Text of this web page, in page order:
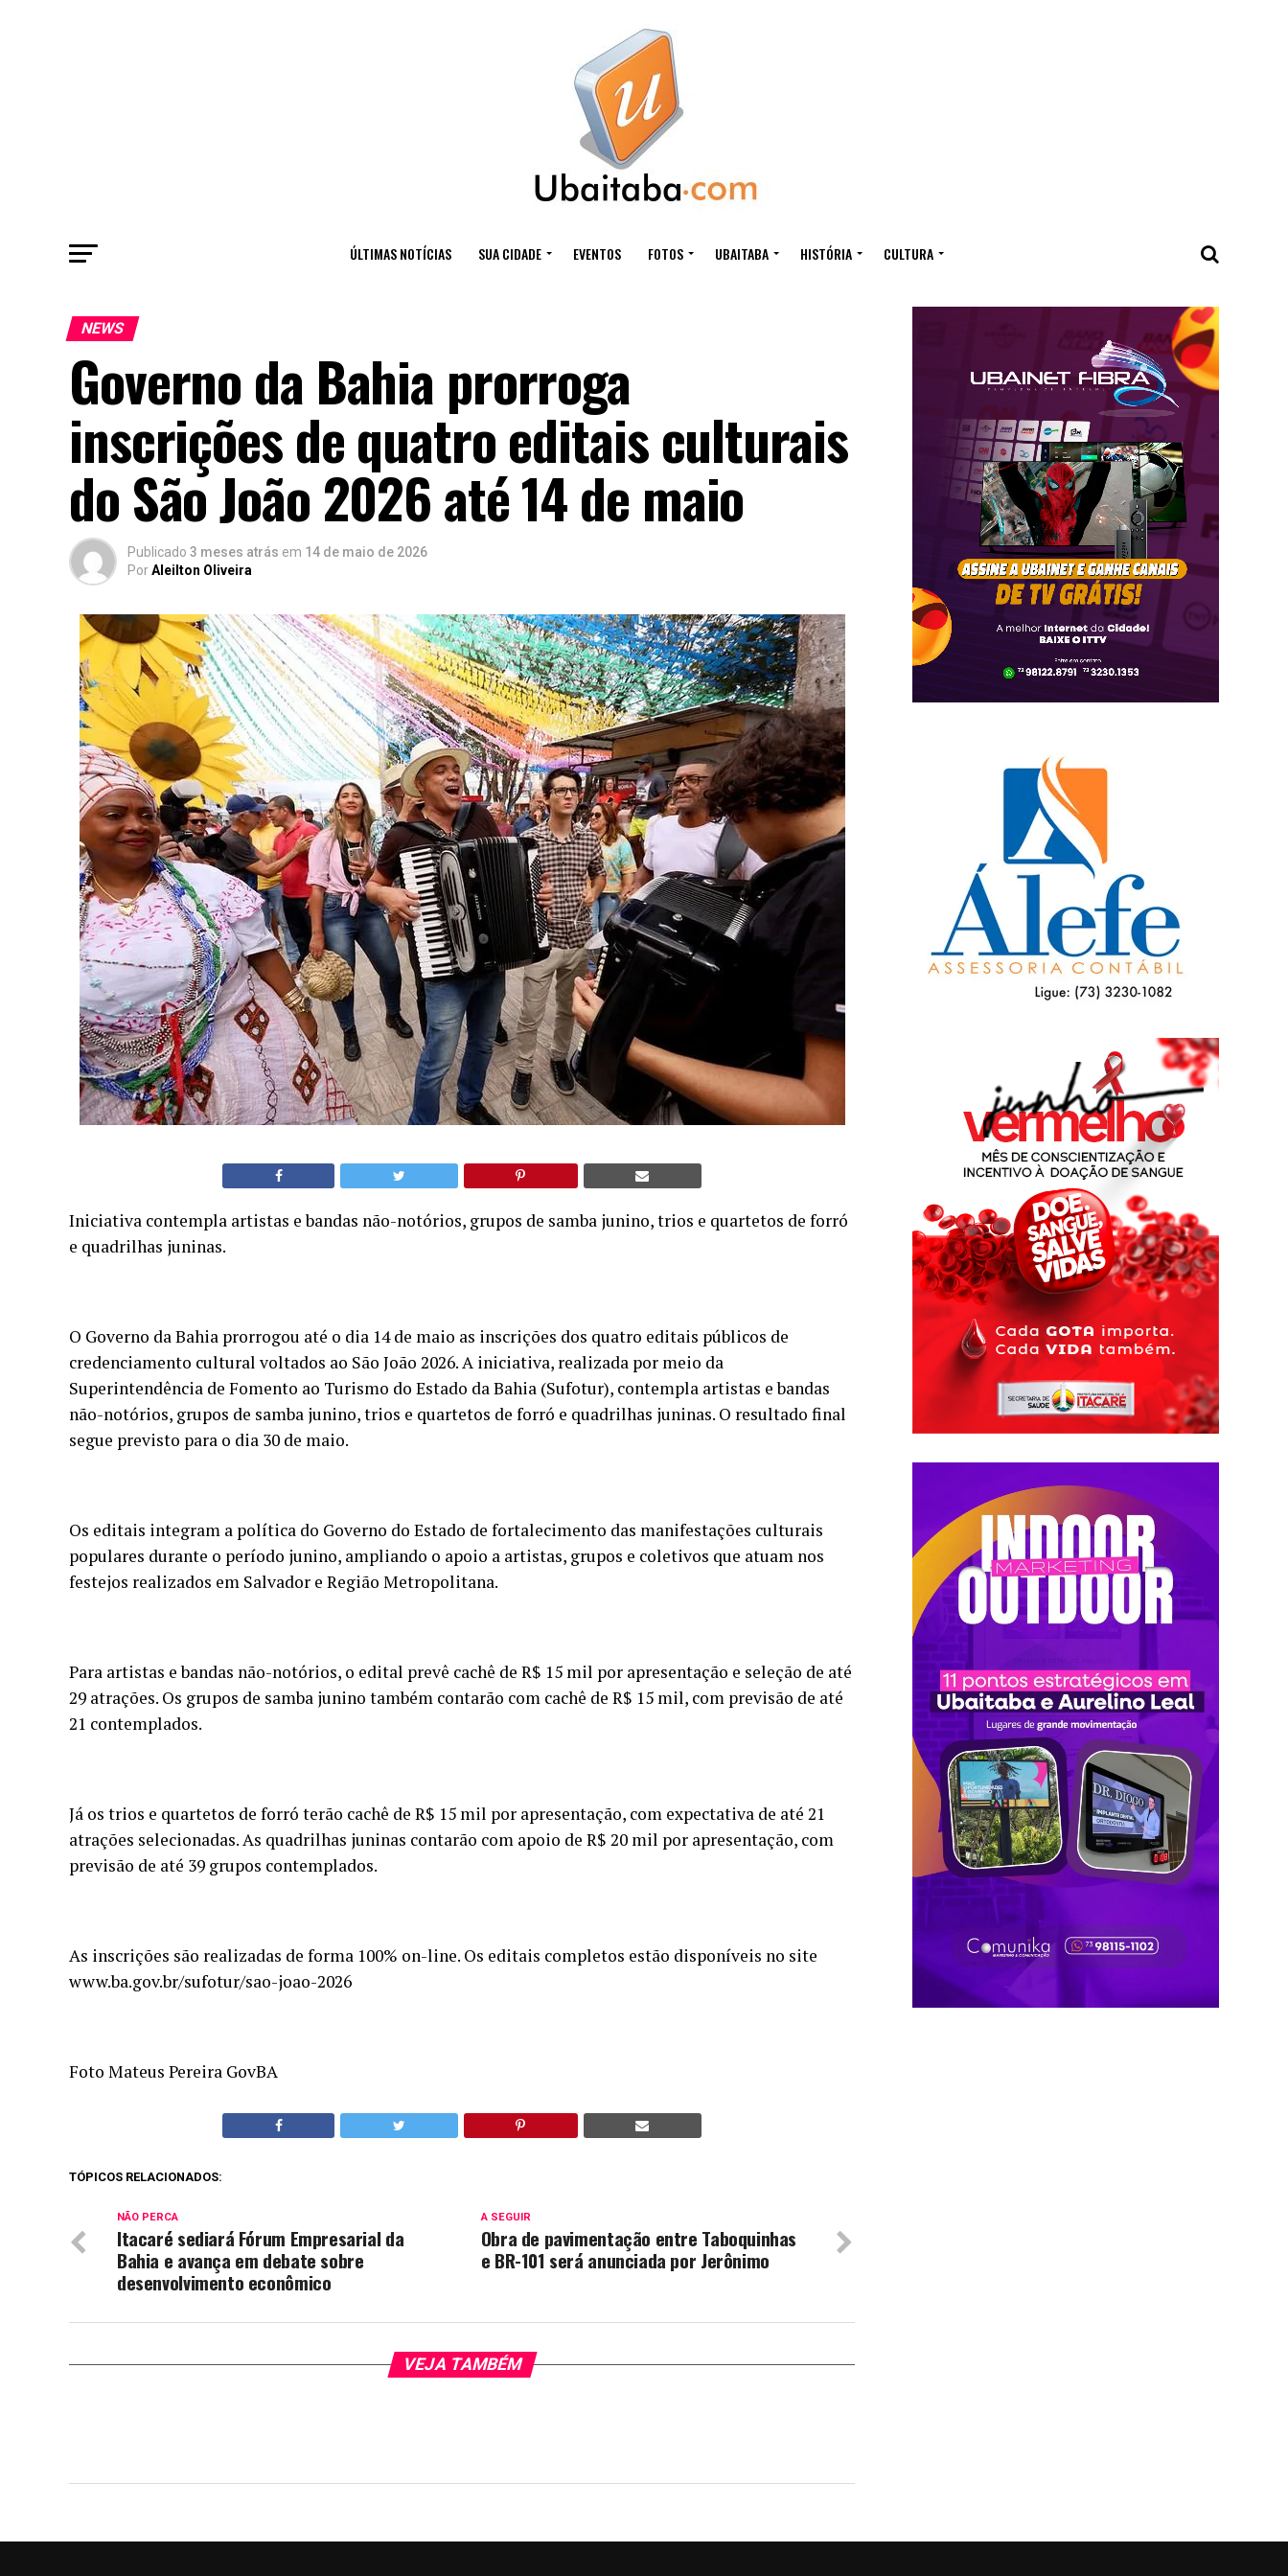
ÚLTIMAS NOTÍCIAS SUA CIDADE EVENTOS FOTOS UBAITABA HISTÓRIA CULTURA
NEWS
Governo da Bahia prorroga
inscrições de quatro editais culturais
do São João 2026 até 14 de maio
Publicado 3 meses atrás em 14 de maio de 2026
PorAleilton Oliveira
Iniciativa contempla artistas e bandas não-notórios, grupos de samba junino, trios e quartetos de forró
e quadrilhas juninas.
O Governo da Bahia prorrogou até o dia 14 de maio as inscrições dos quatro editais públicos de
credenciamento cultural voltados ao São João 2026. A iniciativa, realizada por meio da
Superintendência de Fomento ao Turismo do Estado da Bahia (Sufotur), contempla artistas e bandas
não-notórios, grupos de samba junino, trios e quartetos de forró e quadrilhas juninas. O resultado final
segue previsto para o dia 30 de maio.
Os editais integram a política do Governo do Estado de fortalecimento das manifestações culturais
populares durante o período junino, ampliando o apoio a artistas, grupos e coletivos que atuam nos
festejos realizados em Salvador e Região Metropolitana.
Para artistas e bandas não-notórios, o edital prevê cachê de R$ 15 mil por apresentação e seleção de até
29 atrações. Os grupos de samba junino também contarão com cachê de R$ 15 mil, com previsão de até
21 contemplados.
Já os trios e quartetos de forró terão cachê de R$ 15 mil por apresentação, com expectativa de até 21
atrações selecionadas. As quadrilhas juninas contarão com apoio de R$ 20 mil por apresentação, com
previsão de até 39 grupos contemplados.
As inscrições são realizadas de forma 100% on-line. Os editais completos estão disponíveis no site
www.ba.gov.br/sufotur/sao-joao-2026
Foto Mateus Pereira GovBA
TÓPICOS RELACIONADOS:
A SEGUIR
Obra de pavimentação entre Taboquinhas
e BR-101 será anunciada por Jerônimo
NÃO PERCA
Itacaré sediará Fórum Empresarial da
Bahia e avança em debate sobre
desenvolvimento econômico
VEJA TAMBÉM